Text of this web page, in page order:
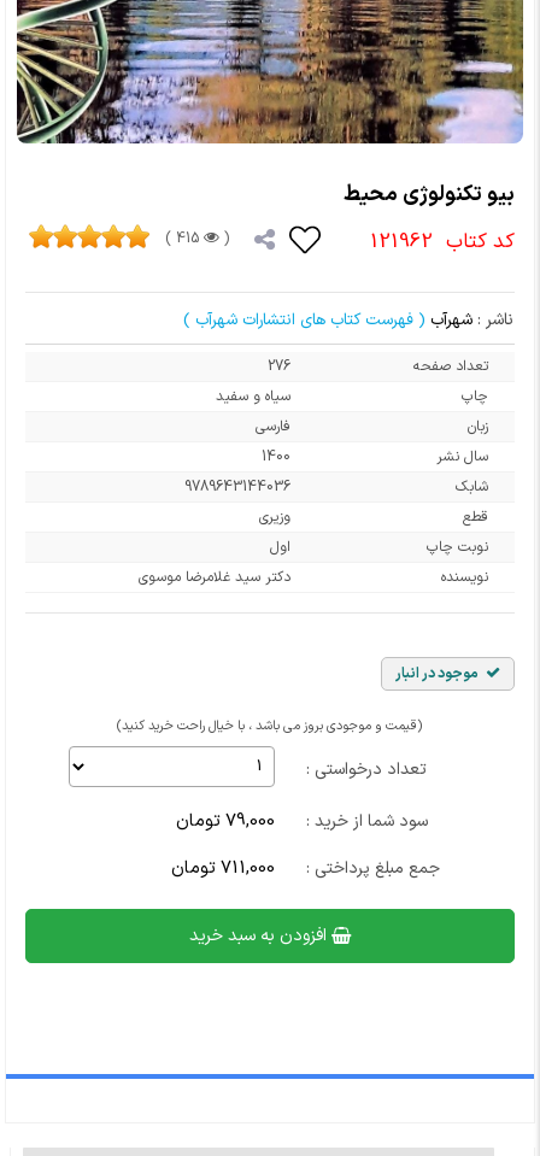
بیو تکنولوژی محیط
کد کتاب 121962
(
415 )
ناشر : شهرآب ( فهرست کتاب های انتشارات شهرآب )
تعداد صفحه
276
چاپ
سیاه و سفید
زبان
فارسی
سال نشر
1400
شابک
9789643144036
قطع
وزیری
نوبت چاپ
اول
نویسنده
دکتر سید غلامرضا موسوی
موجود در انبار
(قیمت و موجودی بروز می باشد ، با خیال راحت خرید کنید)
تعداد درخواستی :
سود شما از خرید : 79,000 تومان
جمع مبلغ پرداختی : 711,000 تومان
افزودن به سبد خرید